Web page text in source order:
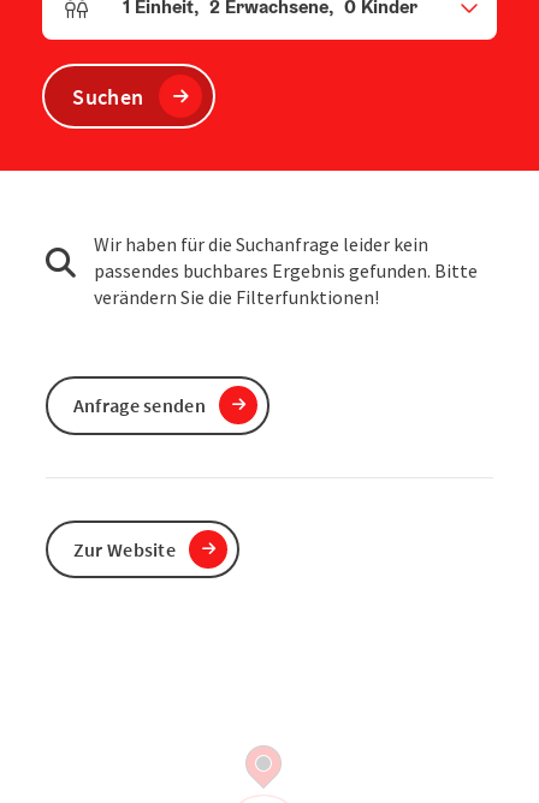
Einheitenanzahl und Personenfelder
1 Einheit, 2 Erwachsene, 0 Kinder
Suchen
Wir haben für die Suchanfrage leider kein
passendes buchbares Ergebnis gefunden. Bitte
verändern Sie die Filterfunktionen!
Anfrage senden
Zur Website